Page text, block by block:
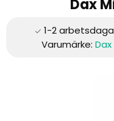
Dax
Varumärke: Dax